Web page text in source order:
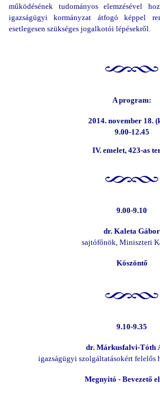
működésének tudományos elemzésével
igazságügyi kormányzat átfogó képpel
esetlegesen szükséges jogalkotói lépésekről.
A program:
2014. november 18.
9.00-12.45
IV. emelet, 423-as
9.00-9.10
dr. Kaleta Gábor
sajtófőnök, Miniszteri
Köszöntő
9.10-9.35
dr. Márkusfalvi-Tóth
igazságügyi szolgáltatásokért felelős
Megnyitó - Bevezető